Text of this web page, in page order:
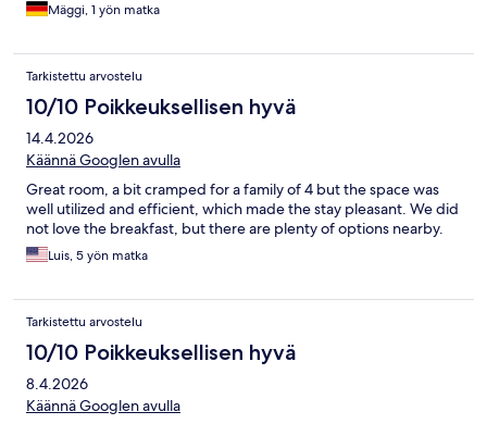
Mäggi, 1 yön matka
Tarkistettu arvostelu
10/10 Poikkeuksellisen hyvä
14.4.2026
Käännä Googlen avulla
Great room, a bit cramped for a family of 4 but the space was
well utilized and efficient, which made the stay pleasant. We did
not love the breakfast, but there are plenty of options nearby.
Luis, 5 yön matka
Tarkistettu arvostelu
10/10 Poikkeuksellisen hyvä
8.4.2026
Käännä Googlen avulla